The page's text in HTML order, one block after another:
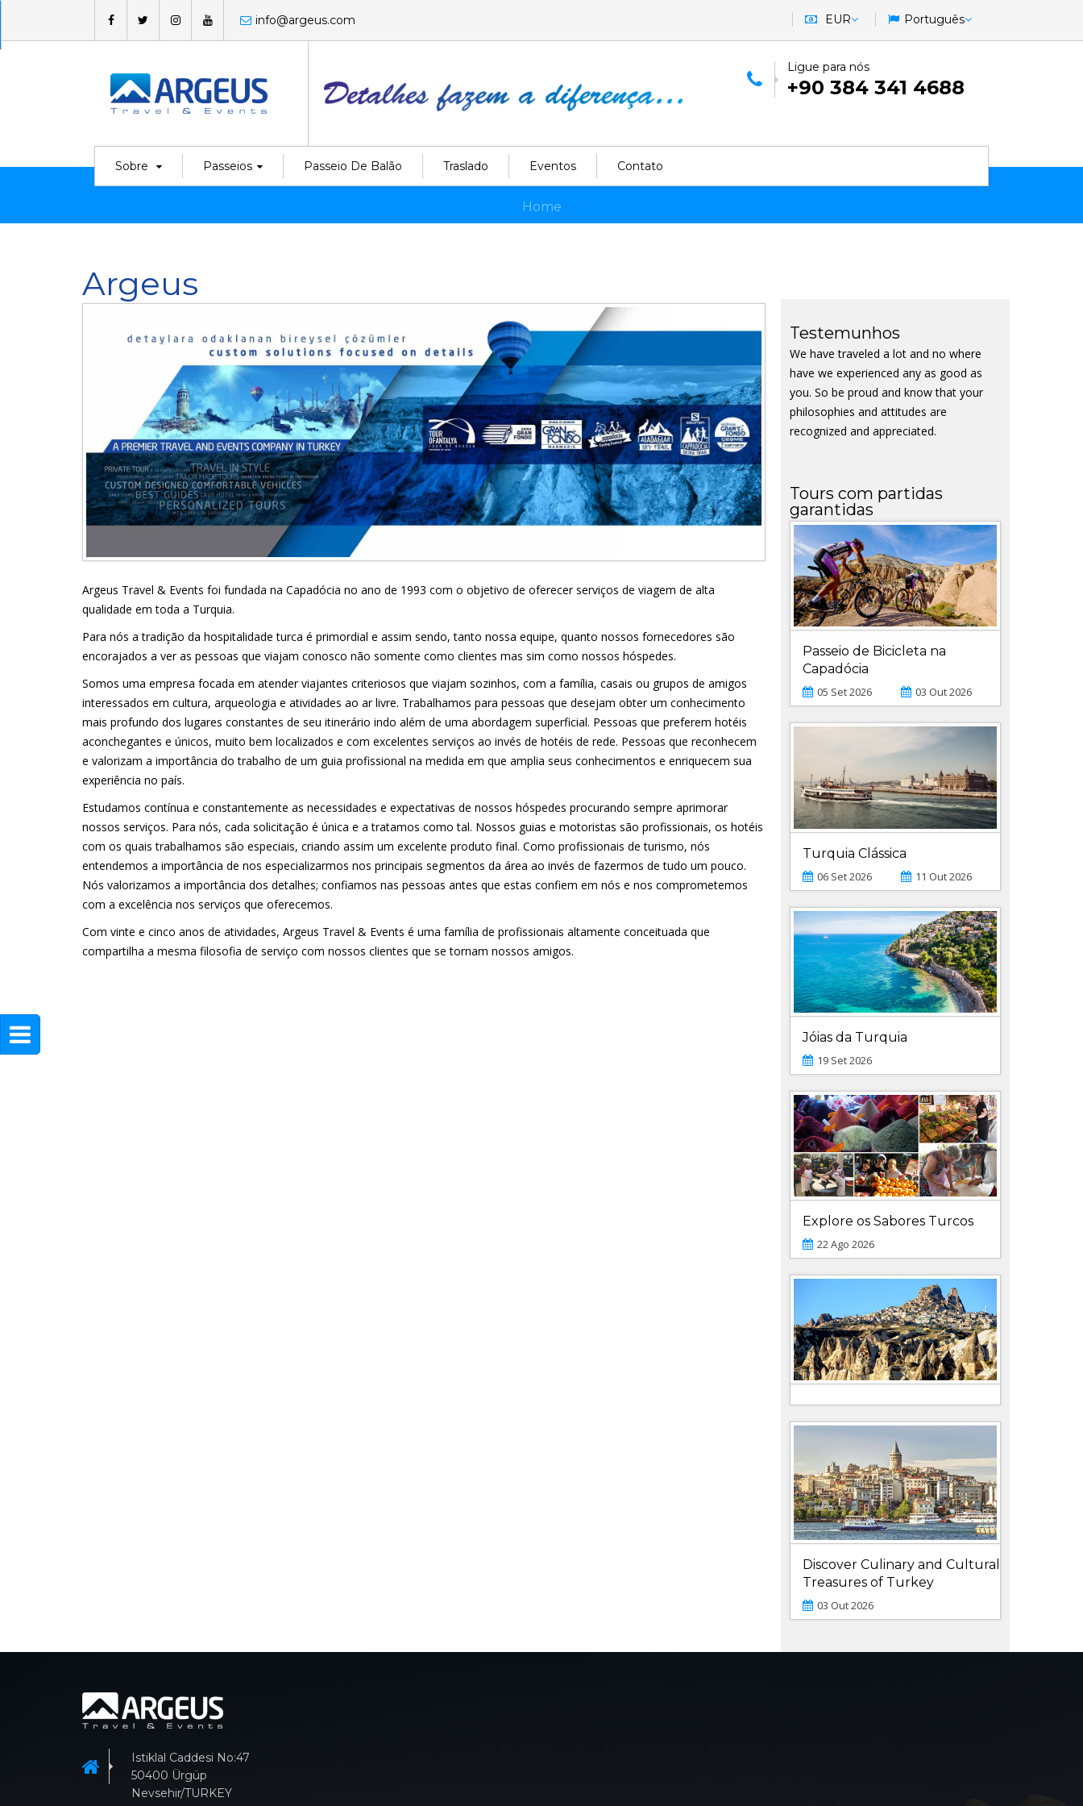
info@argeus.com EUR Português
Ligue para nós
+90 384 341 4688
Sobre Passeios Passeio De Balão Traslado Eventos Contato
Home
Argeus
Argeus Travel & Events foi fundada na Capadócia no ano de 1993 com o objetivo de oferecer serviços de viagem de alta
qualidade em toda a Turquia.
Para nós a tradição da hospitalidade turca é primordial e assim sendo, tanto nossa equipe, quanto nossos fornecedores são
encorajados a ver as pessoas que viajam conosco não somente como clientes mas sim como nossos hóspedes.
Somos uma empresa focada em atender viajantes criteriosos que viajam sozinhos, com a família, casais ou grupos de amigos
interessados em cultura, arqueologia e atividades ao ar livre. Trabalhamos para pessoas que desejam obter um conhecimento
mais profundo dos lugares constantes de seu itinerário indo além de uma abordagem superficial. Pessoas que preferem hotéis
aconchegantes e únicos, muito bem localizados e com excelentes serviços ao invés de hotéis de rede. Pessoas que reconhecem
e valorizam a importância do trabalho de um guia profissional na medida em que amplia seus conhecimentos e enriquecem sua
experiência no país.
Estudamos contínua e constantemente as necessidades e expectativas de nossos hóspedes procurando sempre aprimorar
nossos serviços. Para nós, cada solicitação é única e a tratamos como tal. Nossos guias e motoristas são profissionais, os hotéis
com os quais trabalhamos são especiais, criando assim um excelente produto final. Como profissionais de turismo, nós
entendemos a importância de nos especializarmos nos principais segmentos da área ao invés de fazermos de tudo um pouco.
Nós valorizamos a importância dos detalhes; confiamos nas pessoas antes que estas confiem em nós e nos comprometemos
com a excelência nos serviços que oferecemos.
Com vinte e cinco anos de atividades, Argeus Travel & Events é uma família de profissionais altamente conceituada que
compartilha a mesma filosofia de serviço com nossos clientes que se tornam nossos amigos.
Testemunhos
We have traveled a lot and no where
have we experienced any as good as
you. So be proud and know that your
philosophies and attitudes are
recognized and appreciated.
Tours com partidas
garantidas
Passeio de Bicicleta na
Capadócia
05 Set 2026 03 Out 2026
Turquia Clássica
06 Set 2026 11 Out 2026
Jóias da Turquia
19 Set 2026
Explore os Sabores Turcos
22 Ago 2026
Discover Culinary and Cultural
Treasures of Turkey
03 Out 2026
Istiklal Caddesi No:47
50400 Ürgüp
Nevsehir/TURKEY